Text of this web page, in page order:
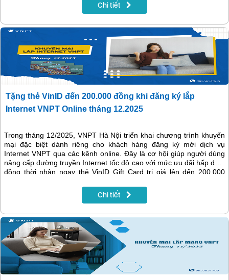
Chi tiết
Tặng thẻ VinID đến 200.000 đồng khi đăng ký lắp
Internet VNPT Online tháng 12.2025
Trong tháng 12/2025, VNPT Hà Nội triển khai chương trình khuyến
mại đặc biệt dành riêng cho khách hàng đăng ký mới dịch vụ
Internet VNPT qua các kênh online. Đây là cơ hội giúp người dùng
nâng cấp đường truyền Internet tốc độ cao với mức ưu đãi hấp dẫn,
đồng thời nhận ngay thẻ VinID Gift Card trị giá lên đến 200.000
Chi tiết